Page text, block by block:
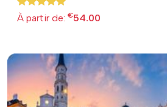
À partir de: €54.00